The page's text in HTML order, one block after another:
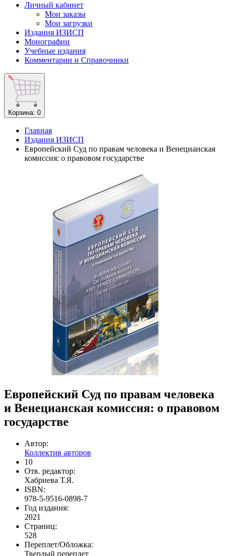
Личный кабинет
Мои заказы
Мои загрузки
Издания ИЗИСП
Монографии
Учебные издания
Комментарии и Справочники
Корзина: 0
Главная
Издания ИЗИСП
Европейский Суд по правам человека и Венецианская
комиссия: о правовом государстве
Европейский Суд по правам человека
и Венецианская комиссия: о правовом
государстве
Автор:
Коллектив авторов
10
Отв. редактор:
Хабриева Т.Я.
ISBN:
978-5-9516-0898-7
Год издания:
2021
Страниц:
528
Переплет/Обложка:
Твердый переплет